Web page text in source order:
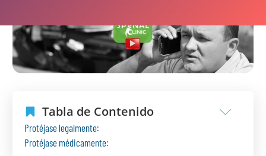
Tabla de Contenido
Protéjase legalmente:
Protéjase médicamente: